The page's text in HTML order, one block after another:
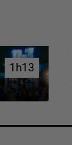
1h13
1h13